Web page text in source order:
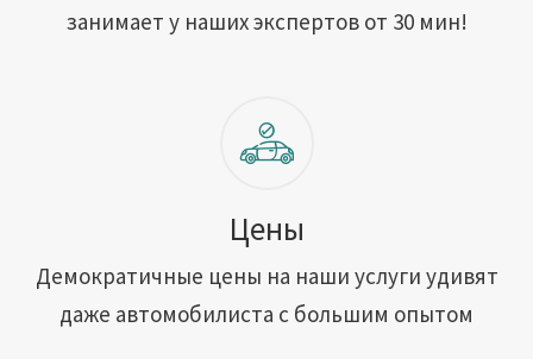
занимает у наших экспертов от 30 мин!
Цены
Демократичные цены на наши услуги удивят
даже автомобилиста с большим опытом